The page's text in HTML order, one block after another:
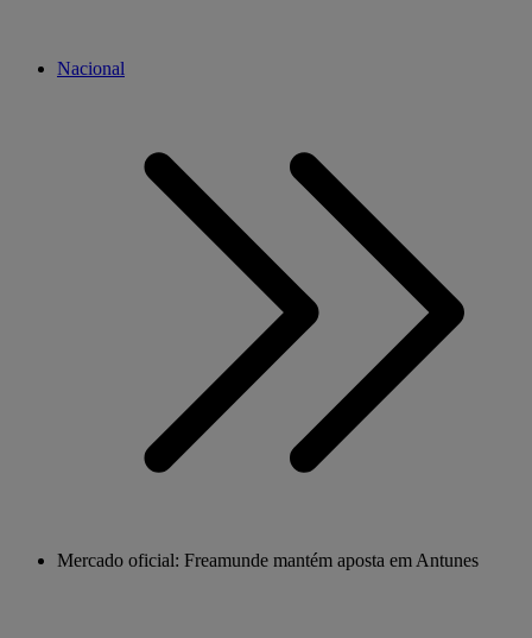
Nacional
Mercado oficial: Freamunde mantém aposta em Antunes